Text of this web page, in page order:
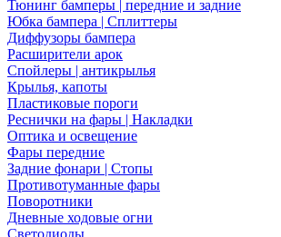
Тюнинг бамперы | передние и задние
Юбка бампера | Сплиттеры
Диффузоры бампера
Расширители арок
Спойлеры | антикрылья
Крылья, капоты
Пластиковые пороги
Реснички на фары | Накладки
Оптика и освещение
Фары передние
Задние фонари | Стопы
Противотуманные фары
Поворотники
Дневные ходовые огни
Светодиоды